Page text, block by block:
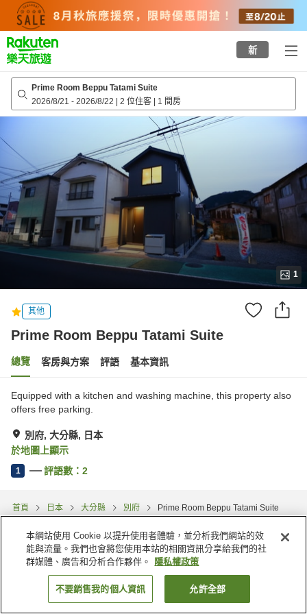
top
page
新
Prime Room Beppu Tatami Suite
2026/8/21 - 2026/8/22 | 2 位住客 | 1 間房
1
其他
Prime Room Beppu Tatami Suite
總覽 客房與方案 評語 基本資訊
Equipped with a kitchen and washing machine, this property also
offers free parking.
別府, 大分縣, 日本
於地圖上顯示
1 評語數： 2
首頁 日本 大分縣 別府 Prime Room Beppu Tatami Suite
找客房
本網站使用 Cookie 以提升使用者體驗，並分析我們網站的效
能與流量。我們也會將您使用本站的相關資訊分享給我們的社
群媒體、廣告和分析合作夥伴。
隱私權政策
不要銷售我的個人資訊 允許全部